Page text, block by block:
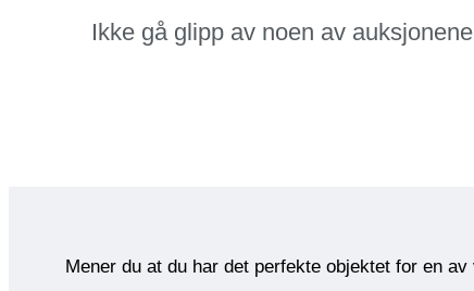
Ikke gå glipp av noen av auksjonene
Mener du at du har det perfekte objektet for en